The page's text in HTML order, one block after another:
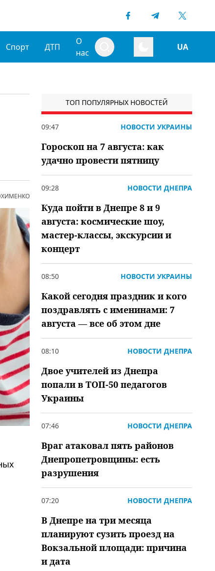
Спорт ДТП
О
нас
UA
ТОП ПОПУЛЯРНЫХ НОВОСТЕЙ
09:47 НОВОСТИ УКРАИНЫ
Гороскоп на 7 августа: как
удачно провести пятницу
09:28 НОВОСТИ ДНЕПРА
Куда пойти в Днепре 8 и 9
августа: космические шоу,
мастер-классы, экскурсии и
концерт
08:50 НОВОСТИ УКРАИНЫ
Какой сегодня праздник и кого
поздравлять с именинами: 7
августа — все об этом дне
08:10 НОВОСТИ ДНЕПРА
Двое учителей из Днепра
попали в ТОП-50 педагогов
Украины
07:46 НОВОСТИ ДНЕПРА
Враг атаковал пять районов
Днепропетровщины: есть
разрушения
07:20 НОВОСТИ ДНЕПРА
В Днепре на три месяца
планируют сузить проезд на
Вокзальной площади: причина
и дата